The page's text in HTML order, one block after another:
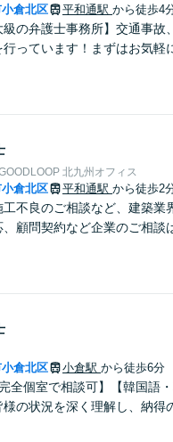
倉北区 平和通駅 から徒歩4
級の弁護士事務所】交通事
っています！まずはお気軽
北九州オフィス
倉北区 平和通駅 から徒歩2
不良のご相談など、建築
顧問契約など企業のご相
倉北区 小倉駅 から徒歩6分
全個室で相談可】【韓国語
の状況を深く理解し、納